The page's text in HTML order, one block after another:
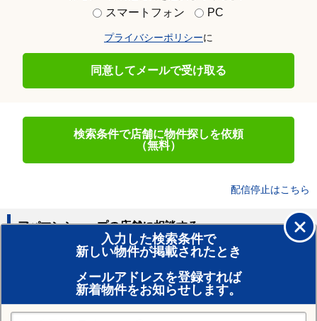
スマートフォン PC
プライバシーポリシーに
同意してメールで受け取る
検索条件で店舗に物件探しを依頼
（無料）
配信停止はこちら
入力した検索条件で
新しい物件が掲載されたとき
メールアドレスを登録すれば
新着物件をお知らせします。
アパマンショップの店舗に相談する
賃貸のプロがお部屋探し！
おまかせ物件リクエスト
住みたい街の店舗を探す